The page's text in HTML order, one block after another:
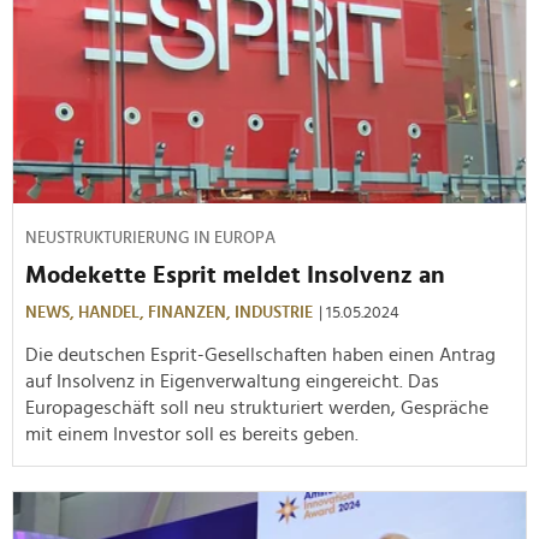
NEUSTRUKTURIERUNG IN EUROPA
Modekette Esprit meldet Insolvenz an
NEWS, HANDEL, FINANZEN, INDUSTRIE | 15.05.2024
Die deutschen Esprit-Gesellschaften haben einen Antrag
auf Insolvenz in Eigenverwaltung eingereicht. Das
Europageschäft soll neu strukturiert werden, Gespräche
mit einem Investor soll es bereits geben.